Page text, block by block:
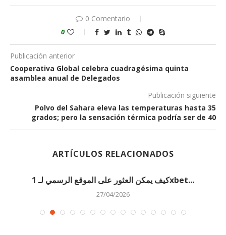
0 Comentario
0
Publicación anterior
Cooperativa Global celebra cuadragésima quinta
asamblea anual de Delegados
Publicación siguiente
Polvo del Sahara eleva las temperaturas hasta 35
grados; pero la sensación térmica podría ser de 40
ARTÍCULOS RELACIONADOS
كيف يمكن العثور على الموقع الرسمي لـ 1xbet...
27/04/2026